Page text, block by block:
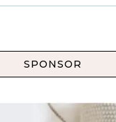
SPONSOR